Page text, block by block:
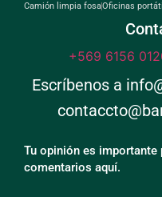
Camión limpia fosaOficinas
+569 6156
Escríbenos a
Tu opinión es
comentarios aquí.